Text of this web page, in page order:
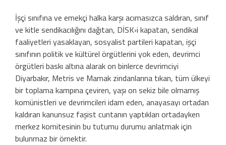
İşçi sınıfına ve emekçi halka karşı acımasızca saldıran, sınıf
ve kitle sendikacılığını dağıtan, DİSK›i kapatan, sendikal
faaliyetleri yasaklayan, sosyalist partileri kapatan, işçi
sınıfının politik ve kültürel örgütlerini yok eden, devrimci
örgütleri baskı altına alarak on binlerce devrimciyi
Diyarbakır, Metris ve Mamak zindanlarına tıkan, tüm ülkeyi
bir toplama kampına çeviren, yaşı on sekiz bile olmamış
komünistleri ve devrimcileri idam eden, anayasayı ortadan
kaldıran kanunsuz faşist cuntanın yaptıkları ortadayken
merkez komitesinin bu tutumu durumu anlatmak için
bulunmaz bir örnektir.